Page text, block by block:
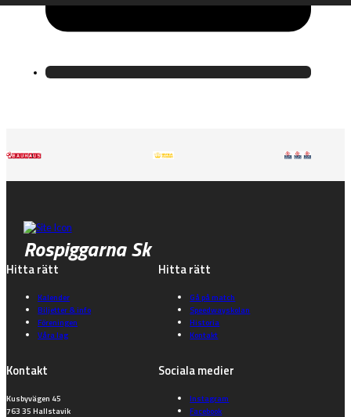
Rospiggarna Sk
Hitta rätt
Kalender
Biljetter & info
Föreningen
Våra lag
Hitta rätt
Gå på match
Speedwayskolan
Historia
Kontakt
Kontakt
Kusbyvägen 45
763 35 Hallstavik
Sociala medier
Instagram
Facebook